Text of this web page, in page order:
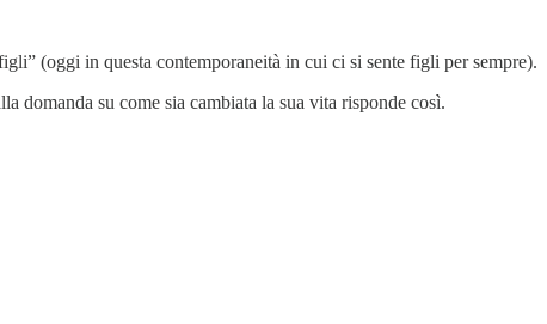
(oggi in questa contemporaneità in cui ci si sente figli per sempre).
domanda su come sia cambiata la sua vita risponde così.